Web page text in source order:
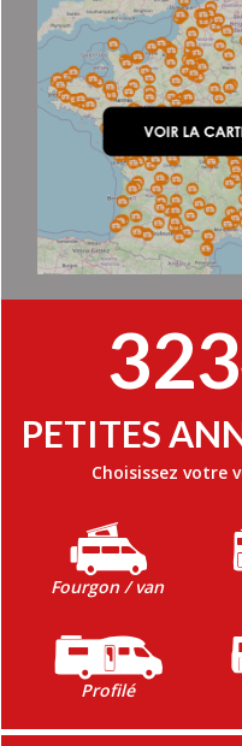
PETITES
Choisissez votre
Fourgon / van
Profilé